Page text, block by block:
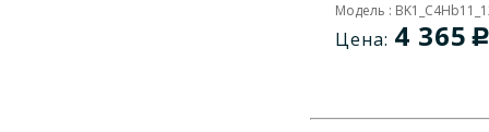
Цена: 4 365
Модель :